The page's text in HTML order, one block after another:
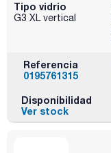
Tipo vidrio
G3 XL vertical
Referencia
0195761315
Disponibilidad
Ver stock